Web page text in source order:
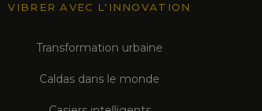
VIBRER AVEC L'INNOVATION
Transformation urbaine
Caldas dans le monde